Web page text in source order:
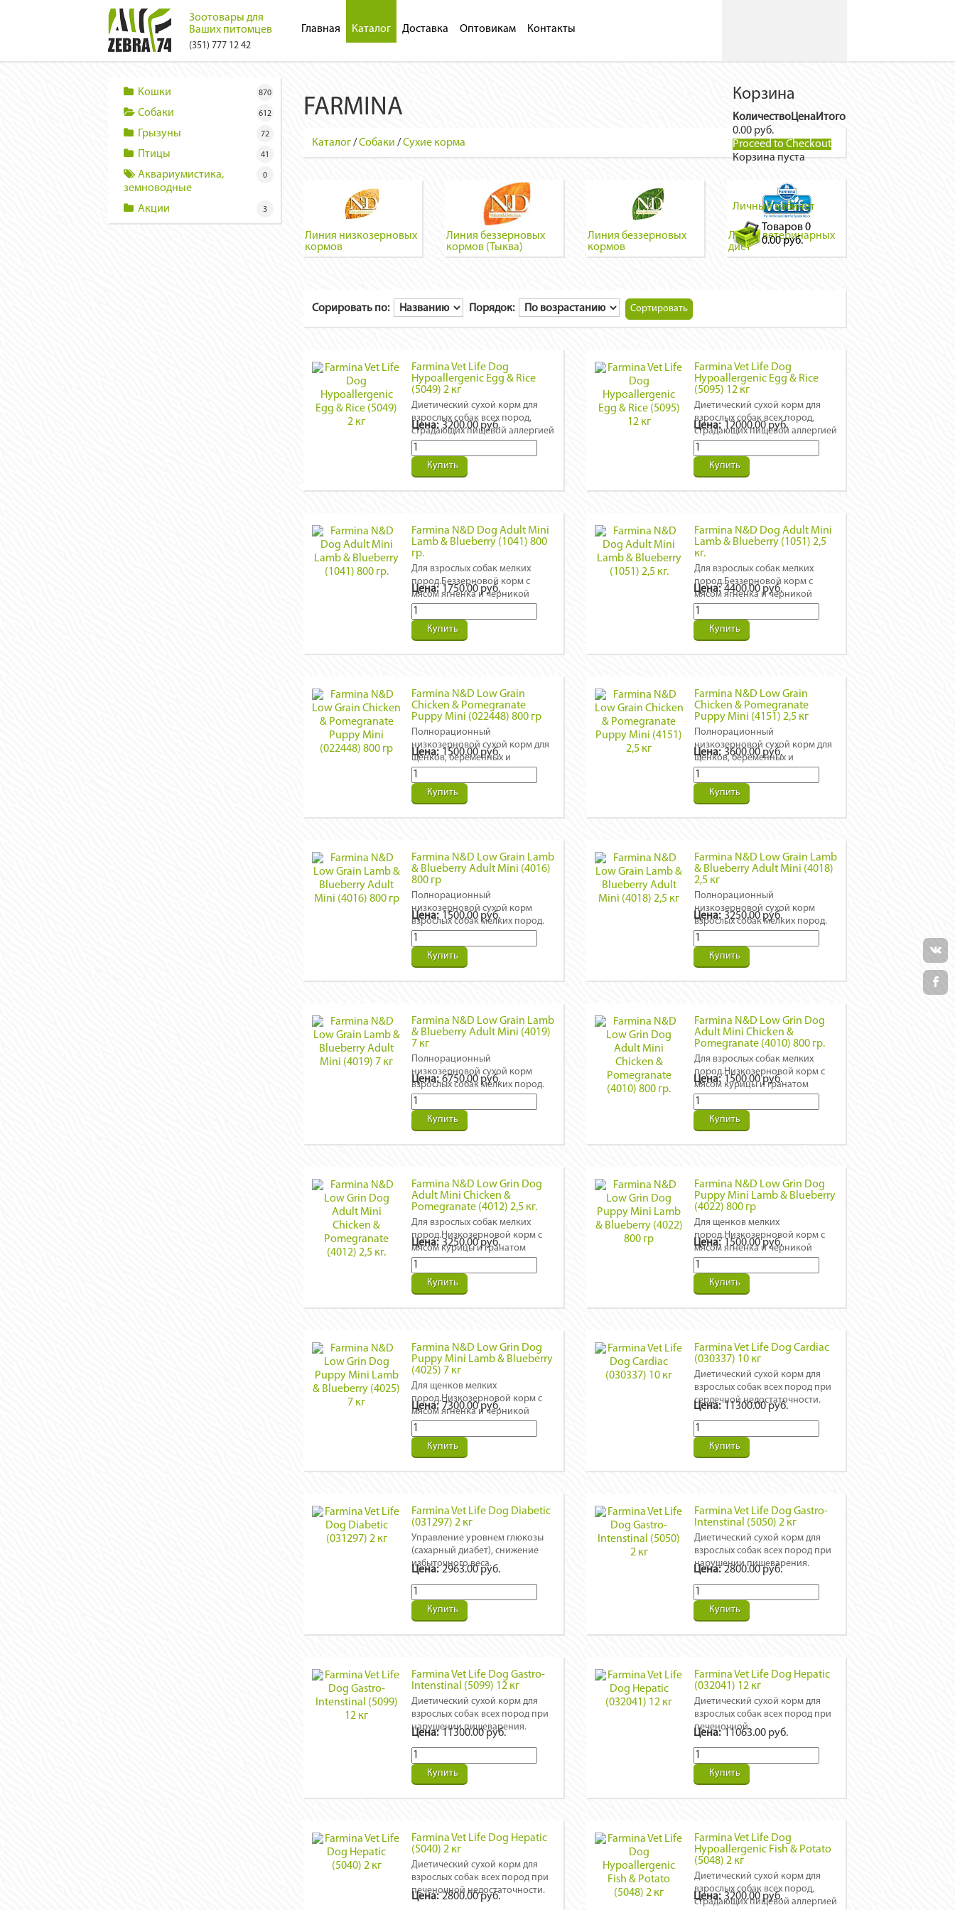
Зоотовары для
Ваших питомцев
(351) 777 12 42
Главная Каталог Доставка Оптовикам Контакты
Корзина
КоличествоЦенаИтого
0.00 руб.
Proceed to Checkout
Корзина пуста
Личный кабинет
Товаров0
0.00 руб.
Кошки 870
Собаки 612
Грызуны 72
Птицы 41
Аквариумистика,
земноводные
0
Акции 3
FARMINA
Каталог/Собаки /Сухие корма
Линия низкозерновых
кормов
Линия беззерновых
кормов (Тыква)
Линия беззерновых
кормов
Линия ветеринарных
диет
Сорировать по: Порядок:
Farmina Vet Life Dog
Hypoallergenic Egg & Rice
(5049) 2 кг
Диетический сухой корм для
взрослых собак всех пород,
страдающих пищевой аллергией
или пищевой
непереносимостью.
Цена: 3200.00 руб.
Купить
Farmina Vet Life Dog
Hypoallergenic Egg & Rice
(5095) 12 кг
Диетический сухой корм для
взрослых собак всех пород,
страдающих пищевой аллергией
или пищевой
непереносимостью.Товар под
заказ за 7 дней до доставки.
Цена: 12000.00 руб.
Купить
Farmina N&D Dog Adult Mini
Lamb & Blueberry (1041) 800
гр.
Для взрослых собак мелких
пород.Беззерновой корм с
мясом ягненка и черникой
Цена: 1750.00 руб.
Купить
Farmina N&D Dog Adult Mini
Lamb & Blueberry (1051) 2,5
кг.
Для взрослых собак мелких
пород.Беззерновой корм с
мясом ягненка и черникой
Цена: 4400.00 руб.
Купить
Farmina N&D Low Grain
Chicken & Pomegranate
Puppy Mini (022448) 800 гр
Полнорационный
низкозерновой сухой корм для
щенков, беременных и
кормящих собак мелких пород.
Курица, гранат, спельта, овес.
Цена: 1500.00 руб.
Купить
Farmina N&D Low Grain
Chicken & Pomegranate
Puppy Mini (4151) 2,5 кг
Полнорационный
низкозерновой сухой корм для
щенков, беременных и
кормящих собак мелких пород.
Курица, гранат, спельта, овес.
Цена: 3600.00 руб.
Купить
Farmina N&D Low Grain Lamb
& Blueberry Adult Mini (4016)
800 гр
Полнорационный
низкозерновой сухой корм
взрослых собак мелких пород.
Ягненок, черника, спельта, овес.
Цена: 1500.00 руб.
Купить
Farmina N&D Low Grain Lamb
& Blueberry Adult Mini (4018)
2,5 кг
Полнорационный
низкозерновой сухой корм
взрослых собак мелких пород.
Ягненок, черника, спельта, овес.
Цена: 3250.00 руб.
Купить
Farmina N&D Low Grain Lamb
& Blueberry Adult Mini (4019)
7 кг
Полнорационный
низкозерновой сухой корм
взрослых собак мелких пород.
Ягненок, черника, спельта, овес.
Цена: 6750.00 руб.
Купить
Farmina N&D Low Grin Dog
Adult Mini Chicken &
Pomegranate (4010) 800 гр.
Для взрослых собак мелких
пород.Низкозерновой корм с
мясом курицы и гранатом
Цена: 1500.00 руб.
Купить
Farmina N&D Low Grin Dog
Adult Mini Chicken &
Pomegranate (4012) 2,5 кг.
Для взрослых собак мелких
пород.Низкозерновой корм с
мясом курицы и гранатом
Цена: 3250.00 руб.
Купить
Farmina N&D Low Grin Dog
Puppy Mini Lamb & Blueberry
(4022) 800 гр
Для щенков мелких
пород.Низкозерновой корм с
мясом ягненка и черникой
Цена: 1500.00 руб.
Купить
Farmina N&D Low Grin Dog
Puppy Mini Lamb & Blueberry
(4025) 7 кг
Для щенков мелких
пород.Низкозерновой корм с
мясом ягненка и черникой
Цена: 7300.00 руб.
Купить
Farmina Vet Life Dog Cardiac
(030337) 10 кг
Диетический сухой корм для
взрослых собак всех пород при
сердечной недостаточности.
Цена: 11300.00 руб.
Купить
Farmina Vet Life Dog Diabetic
(031297) 2 кг
Управление уровнем глюкозы
(сахарный диабет), снижение
избыточного веса.
Цена: 2963.00 руб.
Купить
Farmina Vet Life Dog Gastro-
Intenstinal (5050) 2 кг
Диетический сухой корм для
взрослых собак всех пород при
нарушении пищеварения.
Цена: 2800.00 руб.
Купить
Farmina Vet Life Dog Gastro-
Intenstinal (5099) 12 кг
Диетический сухой корм для
взрослых собак всех пород при
нарушении пищеварения.
Цена: 11300.00 руб.
Купить
Farmina Vet Life Dog Hepatic
(032041) 12 кг
Диетический сухой корм для
взрослых собак всех пород при
печеночной
недостаточности.Товар под
заказ за 7 дней до доставки.
Цена: 11063.00 руб.
Купить
Farmina Vet Life Dog Hepatic
(5040) 2 кг
Диетический сухой корм для
взрослых собак всех пород при
печеночной недостаточности.
Цена: 2800.00 руб.
Farmina Vet Life Dog
Hypoallergenic Fish & Potato
(5048) 2 кг
Диетический сухой корм для
взрослых собак всех пород,
страдающих пищевой аллергией
Цена: 3200.00 руб.